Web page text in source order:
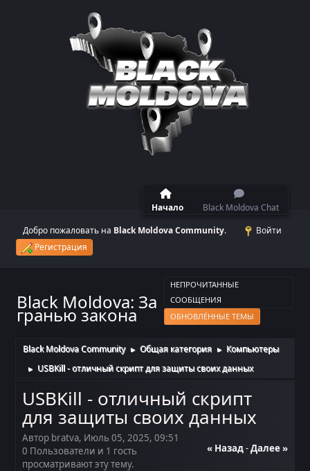
Начало
Black Moldova Chat
Добро пожаловать на Black Moldova Community.
Войти
Регистрация
Black Moldova: За
гранью закона
НЕПРОЧИТАННЫЕ
СООБЩЕНИЯ
ОБНОВЛЁННЫЕ ТЕМЫ
Black Moldova Community ► Общая категория ► Компьютеры
► USBKill - отличный скрипт для защиты своих данных
USBKill - отличный скрипт
для защиты своих данных
Автор bratva, Июль 05, 2025, 09:51
« Назад-Далее »
0 Пользователи и 1 гость
просматривают эту тему.